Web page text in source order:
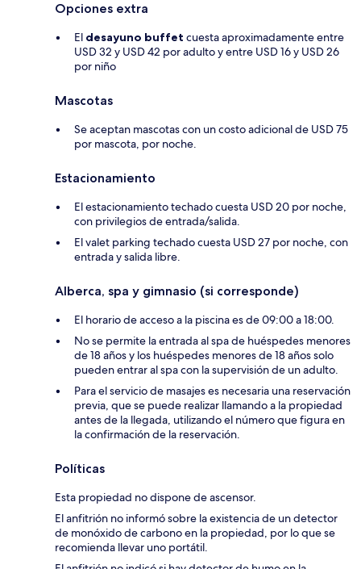
Opciones extra
El desayuno buffet cuesta aproximadamente entre
USD 32 y USD 42 por adulto y entre USD 16 y USD 26
por niño
Mascotas
Se aceptan mascotas con un costo adicional de USD 75
por mascota, por noche.
Estacionamiento
El estacionamiento techado cuesta USD 20 por noche,
con privilegios de entrada/salida.
El valet parking techado cuesta USD 27 por noche, con
entrada y salida libre.
Alberca, spa y gimnasio (si corresponde)
El horario de acceso a la piscina es de 09:00 a 18:00.
No se permite la entrada al spa de huéspedes menores
de 18 años y los huéspedes menores de 18 años solo
pueden entrar al spa con la supervisión de un adulto.
Para el servicio de masajes es necesaria una reservación
previa, que se puede realizar llamando a la propiedad
antes de la llegada, utilizando el número que figura en
la confirmación de la reservación.
Políticas
Esta propiedad no dispone de ascensor.
El anfitrión no informó sobre la existencia de un detector
de monóxido de carbono en la propiedad, por lo que se
recomienda llevar uno portátil.